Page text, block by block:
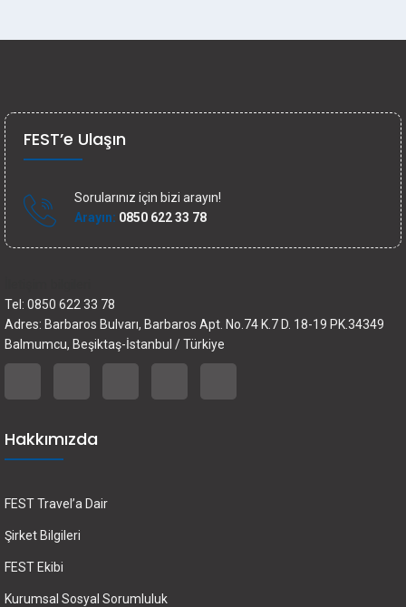
FEST’e Ulaşın
Sorularınız için bizi arayın!
Arayın: 0850 622 33 78
Tel: 0850 622 33 78
Adres: Barbaros Bulvarı, Barbaros Apt. No.74 K.7 D. 18-19 PK.34349
Balmumcu, Beşiktaş-İstanbul / Türkiye
Hakkımızda
FEST Travel’a Dair
Şirket Bilgileri
FEST Ekibi
Kurumsal Sosyal Sorumluluk